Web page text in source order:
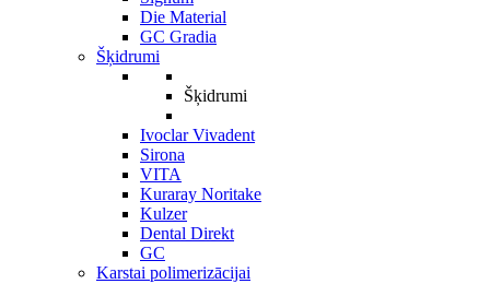
Die Material
GC Gradia
Šķidrumi
Šķidrumi
Ivoclar Vivadent
Sirona
VITA
Kuraray Noritake
Kulzer
Dental Direkt
GC
Karstai polimerizācijai